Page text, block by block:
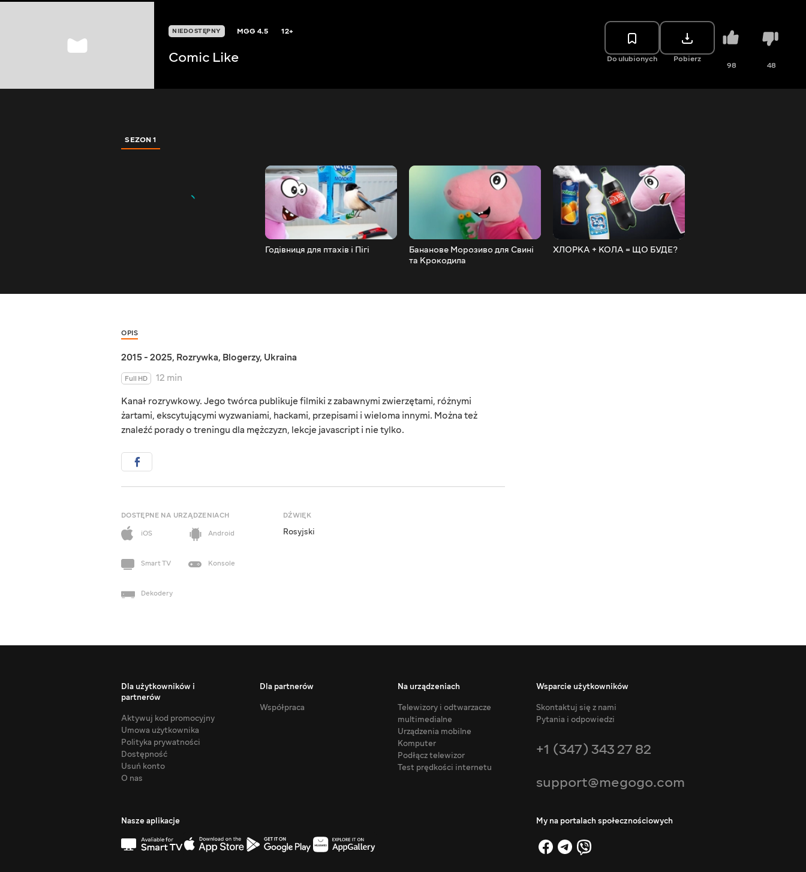
NIEDOSTĘPNY MGG4.5 12+
Comic Like Do ulubionych Pobierz
98 48
SEZON 1
Годівниця для птахів і Пігі
Бананове Морозиво для Свині
та Крокодила
ХЛОРКА + КОЛА = ЩО БУДЕ?
OPIS
2015 - 2025, Rozrywka, Blogerzy, Ukraina
Full HD
12 min
Kanał rozrywkowy. Jego twórca publikuje filmiki z zabawnymi zwierzętami, różnymi
żartami, ekscytującymi wyzwaniami, hackami, przepisami i wieloma innymi. Można też
znaleźć porady o treningu dla mężczyzn, lekcje javascript i nie tylko.
DOSTĘPNE NA URZĄDZENIACH
iOS
Android
Smart TV Konsole
Dekodery
DŹWIĘK
Rosyjski
Dla użytkowników i
partnerów
Aktywuj kod promocyjny
Umowa użytkownika
Polityka prywatności
Dostępność
Usuń konto
O nas
Dla partnerów
Współpraca
Na urządzeniach
Telewizory i odtwarzacze
multimedialne
Urządzenia mobilne
Komputer
Podłącz telewizor
Test prędkości internetu
Wsparcie użytkowników
Skontaktuj się z nami
Pytania i odpowiedzi
+1 (347) 343 27 82
support@megogo.com
Nasze aplikacje My na portalach społecznościowych